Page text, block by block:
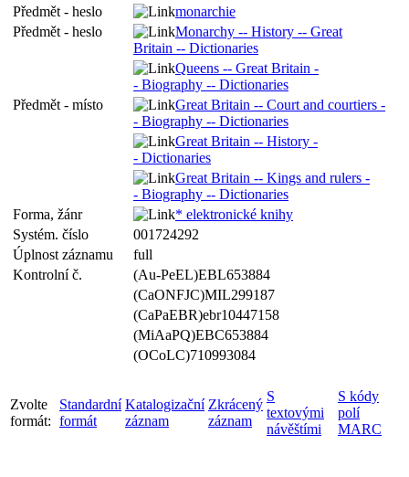
Předmět - heslo
monarchie
Předmět - heslo
Monarchy -- History -- Great
Britain -- Dictionaries
Queens -- Great Britain -
- Biography -- Dictionaries
Předmět - místo
Great Britain -- Court and courtiers -
- Biography -- Dictionaries
Great Britain -- History -
- Dictionaries
Great Britain -- Kings and rulers -
- Biography -- Dictionaries
Forma, žánr
* elektronické knihy
Systém. číslo
001724292
Úplnost záznamu
full
Kontrolní č.
(Au-PeEL)EBL653884
(CaONFJC)MIL299187
(CaPaEBR)ebr10447158
(MiAaPQ)EBC653884
(OCoLC)710993084
Zvolte
formát:
Standardní
formát
Katalogizační
záznam
Zkrácený
záznam
S
textovými
návěštími
S kódy
polí
MARC